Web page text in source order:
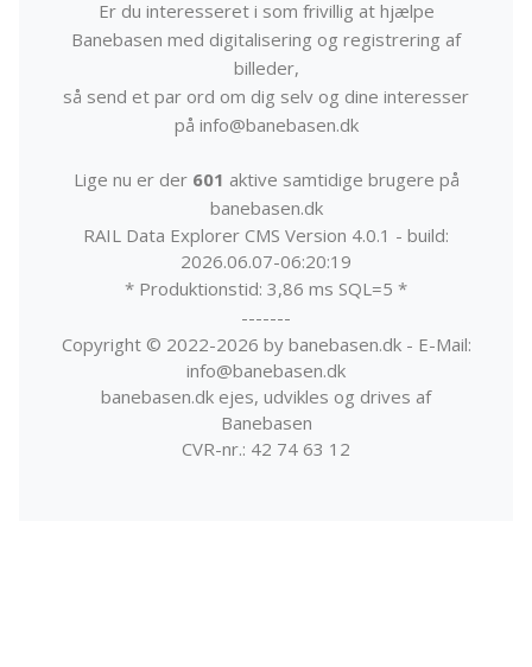
Er du interesseret i som frivillig at hjælpe
Banebasen med digitalisering og registrering af
billeder,
så send et par ord om dig selv og dine interesser
på info@banebasen.dk
Lige nu er der 601 aktive samtidige brugere på
banebasen.dk
RAIL Data Explorer CMS Version 4.0.1 - build:
2026.06.07-06:20:19
* Produktionstid: 3,86 ms SQL=5 *
-------
Copyright © 2022-2026 by banebasen.dk - E-Mail:
info@banebasen.dk
banebasen.dk ejes, udvikles og drives af
Banebasen
CVR-nr.: 42 74 63 12